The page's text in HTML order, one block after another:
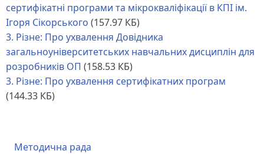
сертифікатні програми та мікрокваліфікації в КПІ ім.
Ігоря Сікорського (157.97 КБ)
3. Різне: Про ухвалення Довідника
загальноуніверситетських навчальних дисциплін для
розробників ОП (158.53 КБ)
3. Різне: Про ухвалення сертифікатних програм
(144.33 КБ)
Методична рада